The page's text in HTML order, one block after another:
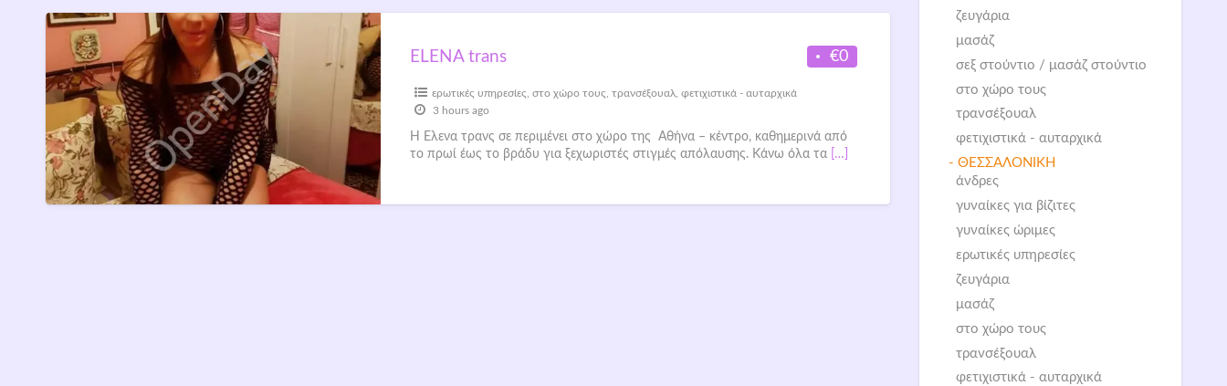
€0
ELENA trans
ερωτικές υπηρεσίες στο χώρο τους τρανσέξουαλ, φετιχιστικά - αυταρχικά
3 hours ago
Η Έλενα τρανς σε περιμένει στο χώρο της Αθήνα – κέντρο, καθημερινά από
το πρωί έως το βράδυ για ξεχωριστές στιγμές απόλαυσης. Κάνω όλα τα
[…]
ζευγάρια
μασάζ
σεξ στούντιο / μασάζ στούντιο
στο χώρο τους
τρανσέξουαλ
φετιχιστικά - αυταρχικά
- ΘΕΣΣΑΛΟΝΙΚΗ
άνδρες
γυναίκες για βίζιτες
γυναίκες ώριμες
ερωτικές υπηρεσίες
ζευγάρια
μασάζ
στο χώρο τους
τρανσέξουαλ
φετιχιστικά - αυταρχικά